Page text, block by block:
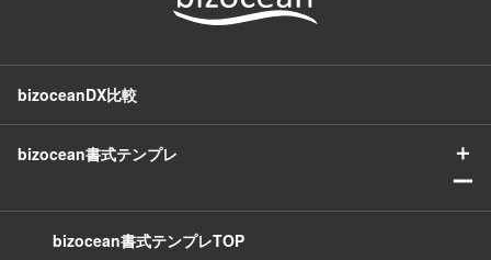
bizoceanDX比較
bizocean書式テンプレ
＋
ー
bizocean書式テンプレTOP